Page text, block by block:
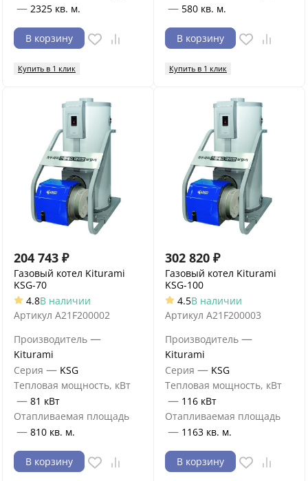
— 2325 кв. м.
В корзину
Купить в 1 клик
— 580 кв. м.
В корзину
Купить в 1 клик
204 743 ₽
Газовый котел Kiturami
KSG-70
4.8В наличии
Артикул A21F200002
Производитель —
Kiturami
Серия — KSG
Тепловая мощность, кВт
— 81 кВт
Отапливаемая площадь
— 810 кв. м.
В корзину
302 820 ₽
Газовый котел Kiturami
KSG-100
4.5В наличии
Артикул A21F200003
Производитель —
Kiturami
Серия — KSG
Тепловая мощность, кВт
— 116 кВт
Отапливаемая площадь
— 1163 кв. м.
В корзину